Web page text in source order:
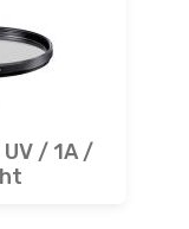
/ 1A /